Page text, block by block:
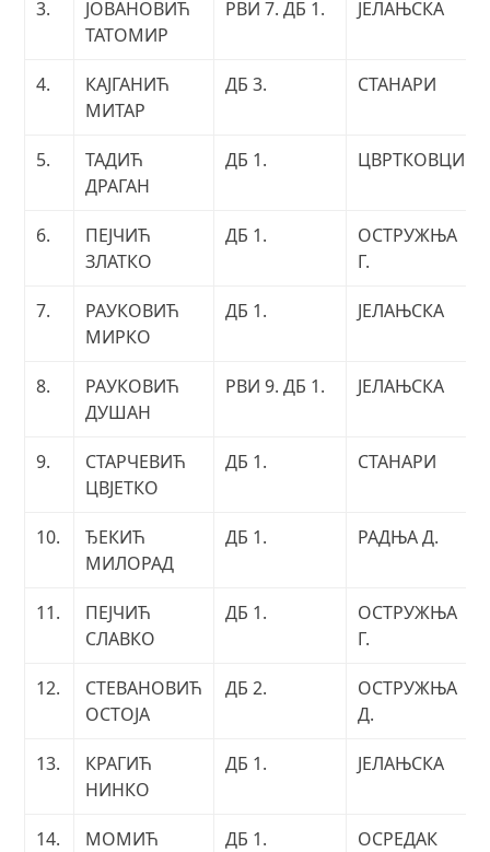
3.
ЈОВАНОВИЋ
ТАТОМИР
РВИ 7. ДБ 1. ЈЕЛАЊСКА
4.
КАЈГАНИЋ
МИТАР
ДБ 3. СТАНАРИ
5.
ТАДИЋ
ДРАГАН
ДБ 1. ЦВРТКОВЦИ
6.
ПЕЈЧИЋ
ЗЛАТКО
ДБ 1.
ОСТРУЖЊА
Г.
7.
РАУКОВИЋ
МИРКО
ДБ 1. ЈЕЛАЊСКА
8.
РАУКОВИЋ
ДУШАН
РВИ 9. ДБ 1. ЈЕЛАЊСКА
9.
СТАРЧЕВИЋ
ЦВЈЕТКО
ДБ 1. СТАНАРИ
10.
ЂЕКИЋ
МИЛОРАД
ДБ 1. РАДЊА Д.
11.
ПЕЈЧИЋ
СЛАВКО
ДБ 1.
ОСТРУЖЊА
Г.
12.
СТЕВАНОВИЋ
ОСТОЈА
ДБ 2.
ОСТРУЖЊА
Д.
13.
КРАГИЋ
НИНКО
ДБ 1. ЈЕЛАЊСКА
14.
МОМИЋ
ДБ 1. ОСРЕДАК